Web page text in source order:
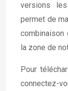
versions
permet de
combinaison
la zone de
Pour
connectez-